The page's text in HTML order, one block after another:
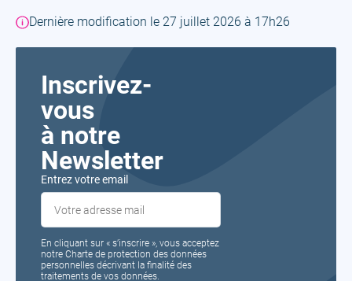
Dernière modification le 27 juillet 2026 à 17h26
Inscrivez-
vous
à notre
Newsletter
Entrez votre email
En cliquant sur « s’inscrire », vous acceptez
notre Charte de protection des données
personnelles décrivant la finalité des
traitements de vos données.